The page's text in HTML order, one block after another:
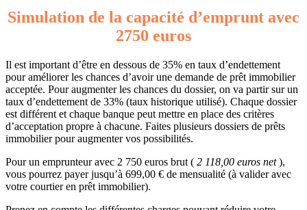
Simulation de la capacité d’emprunt avec
2750 euros
Il est important d’être en dessous de 35% en taux d’endettement
pour améliorer les chances d’avoir une demande de prêt immobilier
acceptée. Pour augmenter les chances du dossier, on va partir sur un
taux d’endettement de 33% (taux historique utilisé). Chaque dossier
est différent et chaque banque peut mettre en place des critères
d’acceptation propre à chacune. Faites plusieurs dossiers de prêts
immobilier pour augmenter vos possibilités.
Pour un emprunteur avec 2 750 euros brut ( 2 118,00 euros net),
vous pourrez payer jusqu’à 699,00 € de mensualité (à valider avec
votre courtier en prêt immobilier).